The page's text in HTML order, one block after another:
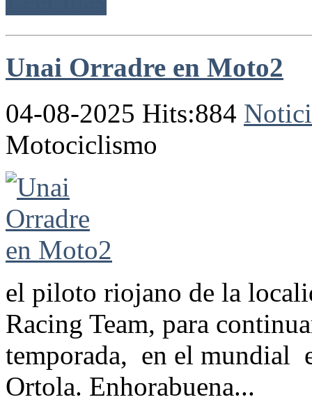
Unai Orradre en Moto2
04-08-2025 Hits:884
Motociclismo
el piloto riojano de la
Racing Team, para
temporada, en el mundial
Ortola. Enhorabuena...